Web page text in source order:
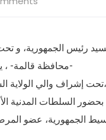
رئيس الجمهورية، و
-محافظة قالمة- ، يومها الوطني بعد
إشراف والي الولاية
السلطات المدنية
الجمهورية، عضو